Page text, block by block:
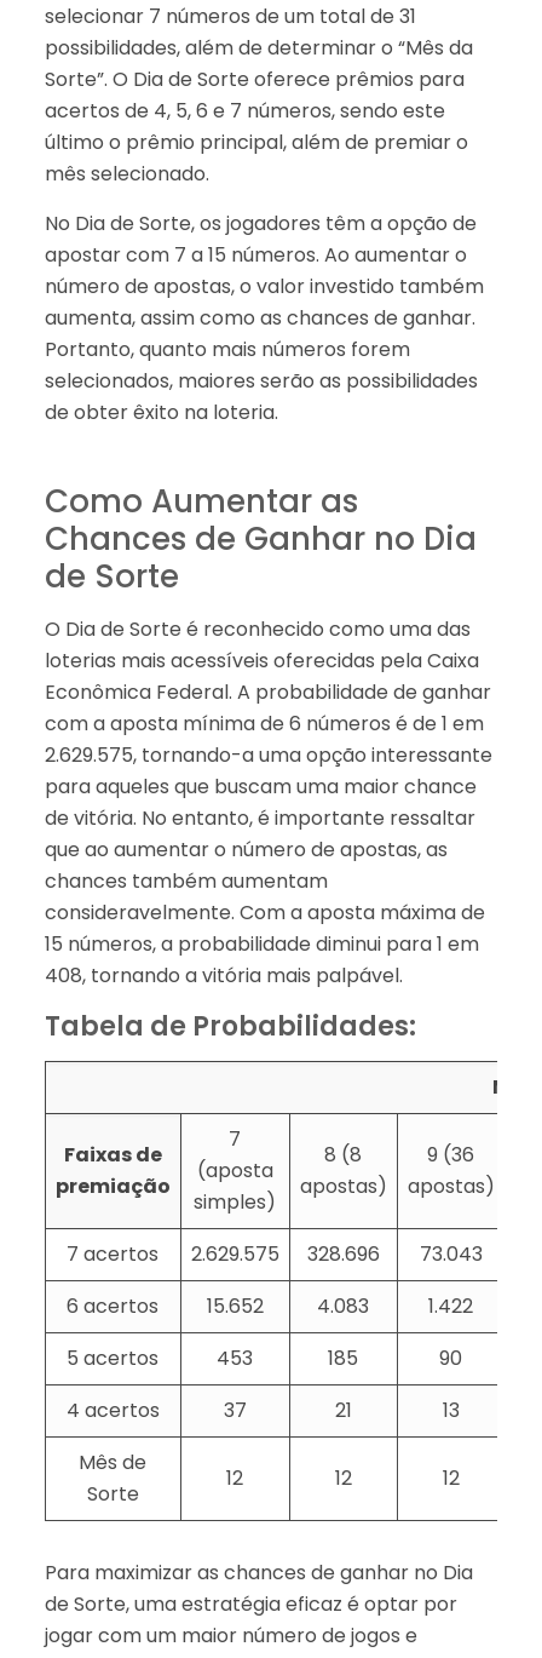
selecionar 7 números de um total de 31
possibilidades, além de determinar o “Mês da
Sorte”. O Dia de Sorte oferece prêmios para
acertos de 4, 5, 6 e 7 números, sendo este
último o prêmio principal, além de premiar o
mês selecionado.
No Dia de Sorte, os jogadores têm a opção de
apostar com 7 a 15 números. Ao aumentar o
número de apostas, o valor investido também
aumenta, assim como as chances de ganhar.
Portanto, quanto mais números forem
selecionados, maiores serão as possibilidades
de obter êxito na loteria.
Como Aumentar as
Chances de Ganhar no Dia
de Sorte
O Dia de Sorte é reconhecido como uma das
loterias mais acessíveis oferecidas pela Caixa
Econômica Federal. A probabilidade de ganhar
com a aposta mínima de 6 números é de 1 em
2.629.575, tornando-a uma opção interessante
para aqueles que buscam uma maior chance
de vitória. No entanto, é importante ressaltar
que ao aumentar o número de apostas, as
chances também aumentam
consideravelmente. Com a aposta máxima de
15 números, a probabilidade diminui para 1 em
408, tornando a vitória mais palpável.
Tabela de Probabilidades:
Faixas de
premiação
7
(aposta
simples)
8 (8
apostas)
9 (36
apostas)
7 acertos 2.629.575 328.696 73.043
6 acertos
15.652 4.083 1.422
5 acertos
453 185
90
4 acertos
37 21
13
Mês de
Sorte
12 12 12
Para maximizar as chances de ganhar no Dia
de Sorte, uma estratégia eficaz é optar por
jogar com um maior número de jogos e